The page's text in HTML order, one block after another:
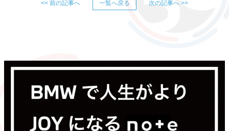
<< 前の記事へ 一覧へ戻る 次の記事へ >>